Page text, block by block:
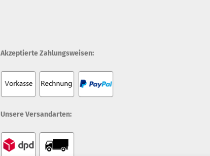
Akzeptierte Zahlungsweisen:
Unsere Versandarten: